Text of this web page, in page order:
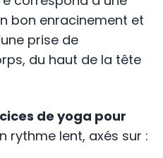
bon enracinement et
prise de
du haut de la tête
de yoga pour
rythme lent, axés sur :